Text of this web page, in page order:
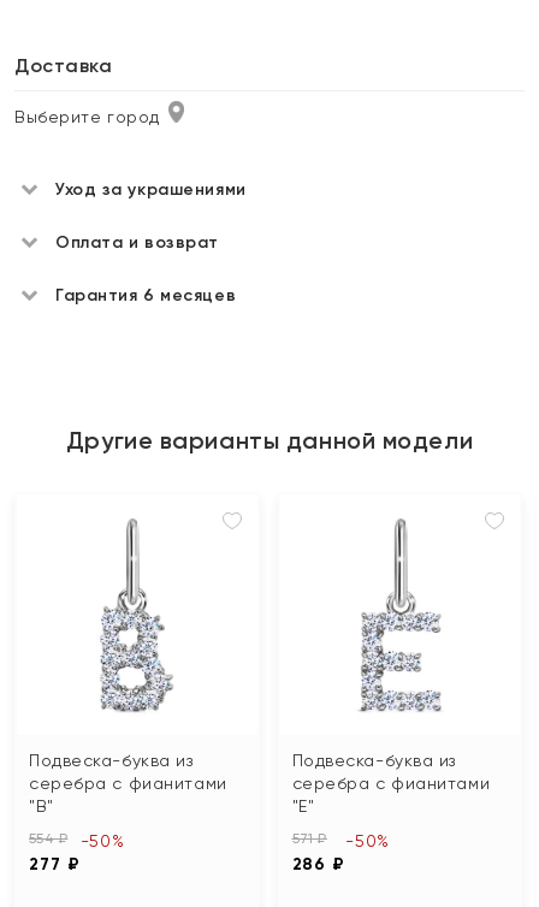
Доставка
Выберите город
Уход за украшениями
Оплата и возврат
Гарантия 6 месяцев
Другие варианты данной модели
Подвеска-буква из
серебра с фианитами
"В"
554 ₽
277 ₽
-50%
Подвеска-буква из
серебра с фианитами
"Е"
571 ₽
286 ₽
-50%